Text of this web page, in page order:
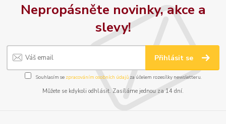
Nepropásněte novinky, akce a
slevy!
Přihlásit se
Souhlasím se zpracováním osobních údajůza účelem rozesílky newsletteru.
Můžete se kdykoli odhlásit. Zasíláme jednou za 14 dní.